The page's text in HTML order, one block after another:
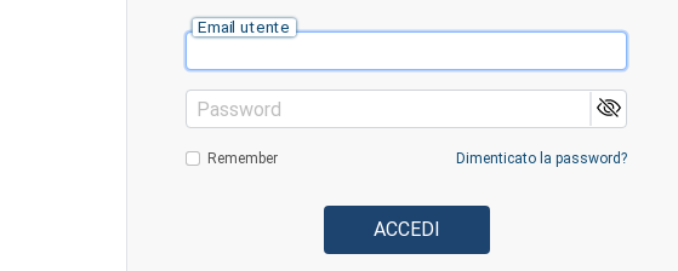
Email utente
Password
Remember Dimenticato la password?